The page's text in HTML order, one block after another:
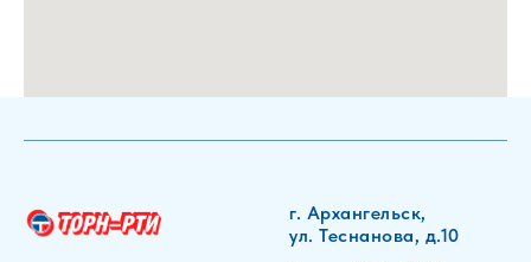
г. Архангельск,
ул. Теснанова, д.10